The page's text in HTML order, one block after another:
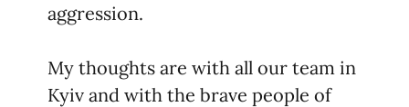
aggression.
My thoughts are with all our team in
Kyiv and with the brave people of